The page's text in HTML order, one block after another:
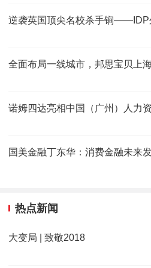
逆袭英国顶尖名校杀手锏——IDP
全面布局一线城市，邦思宝贝上
诺姆四达亮相中国（广州）人力
国美金融丁东华：消费金融未来
热点新闻
大变局 | 致敬2018